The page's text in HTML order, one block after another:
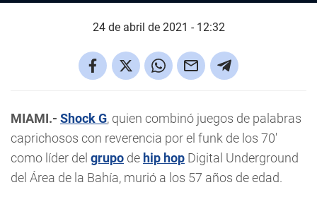
24 de abril de 2021 - 12:32
MIAMI.- Shock G, quien combinó juegos de palabras
caprichosos con reverencia por el funk de los 70'
como líder del grupo de hip hop Digital Underground
del Área de la Bahía, murió a los 57 años de edad.